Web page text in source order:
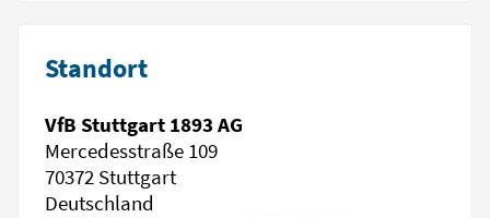
Standort
VfB Stuttgart 1893 AG
Mercedesstraße 109
70372 Stuttgart
Deutschland